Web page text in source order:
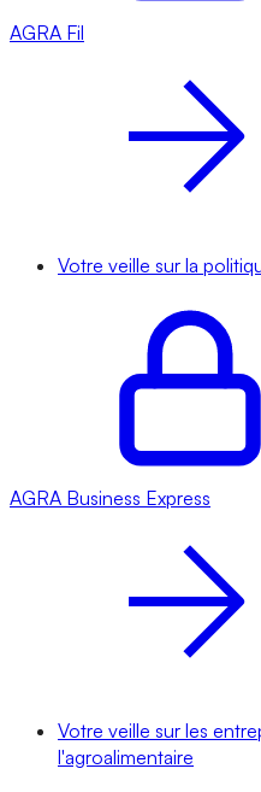
AGRA Fil
Votre veille sur la
AGRA Business Express
Votre veille sur les
l'agroalimentaire